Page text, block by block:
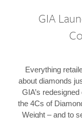
GIA
Everything
about diamonds
GIA’s
the 4Cs of
Weight – and to